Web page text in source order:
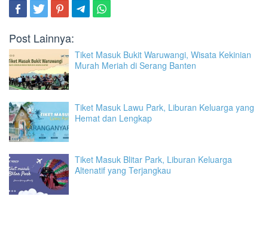
Post Lainnya:
Tiket Masuk Bukit Waruwangi, Wisata Kekinian
Murah Meriah di Serang Banten
Tiket Masuk Lawu Park, Liburan Keluarga yang
Hemat dan Lengkap
Tiket Masuk Blitar Park, Liburan Keluarga
Altenatif yang Terjangkau